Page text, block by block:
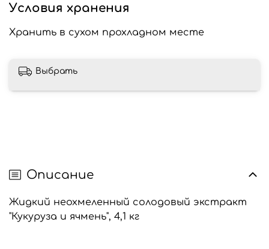
Условия хранения
Хранить в сухом прохладном месте
Выбрать
Описание
Жидкий неохмеленный солодовый экстракт
"Кукуруза и ячмень", 4,1 кг